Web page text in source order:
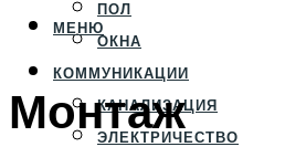
ПОЛ
ОКНА
КОММУНИКАЦИИ
КАНАЛИЗАЦИЯ
ЭЛЕКТРИЧЕСТВО
МЕНЮ
Монтаж